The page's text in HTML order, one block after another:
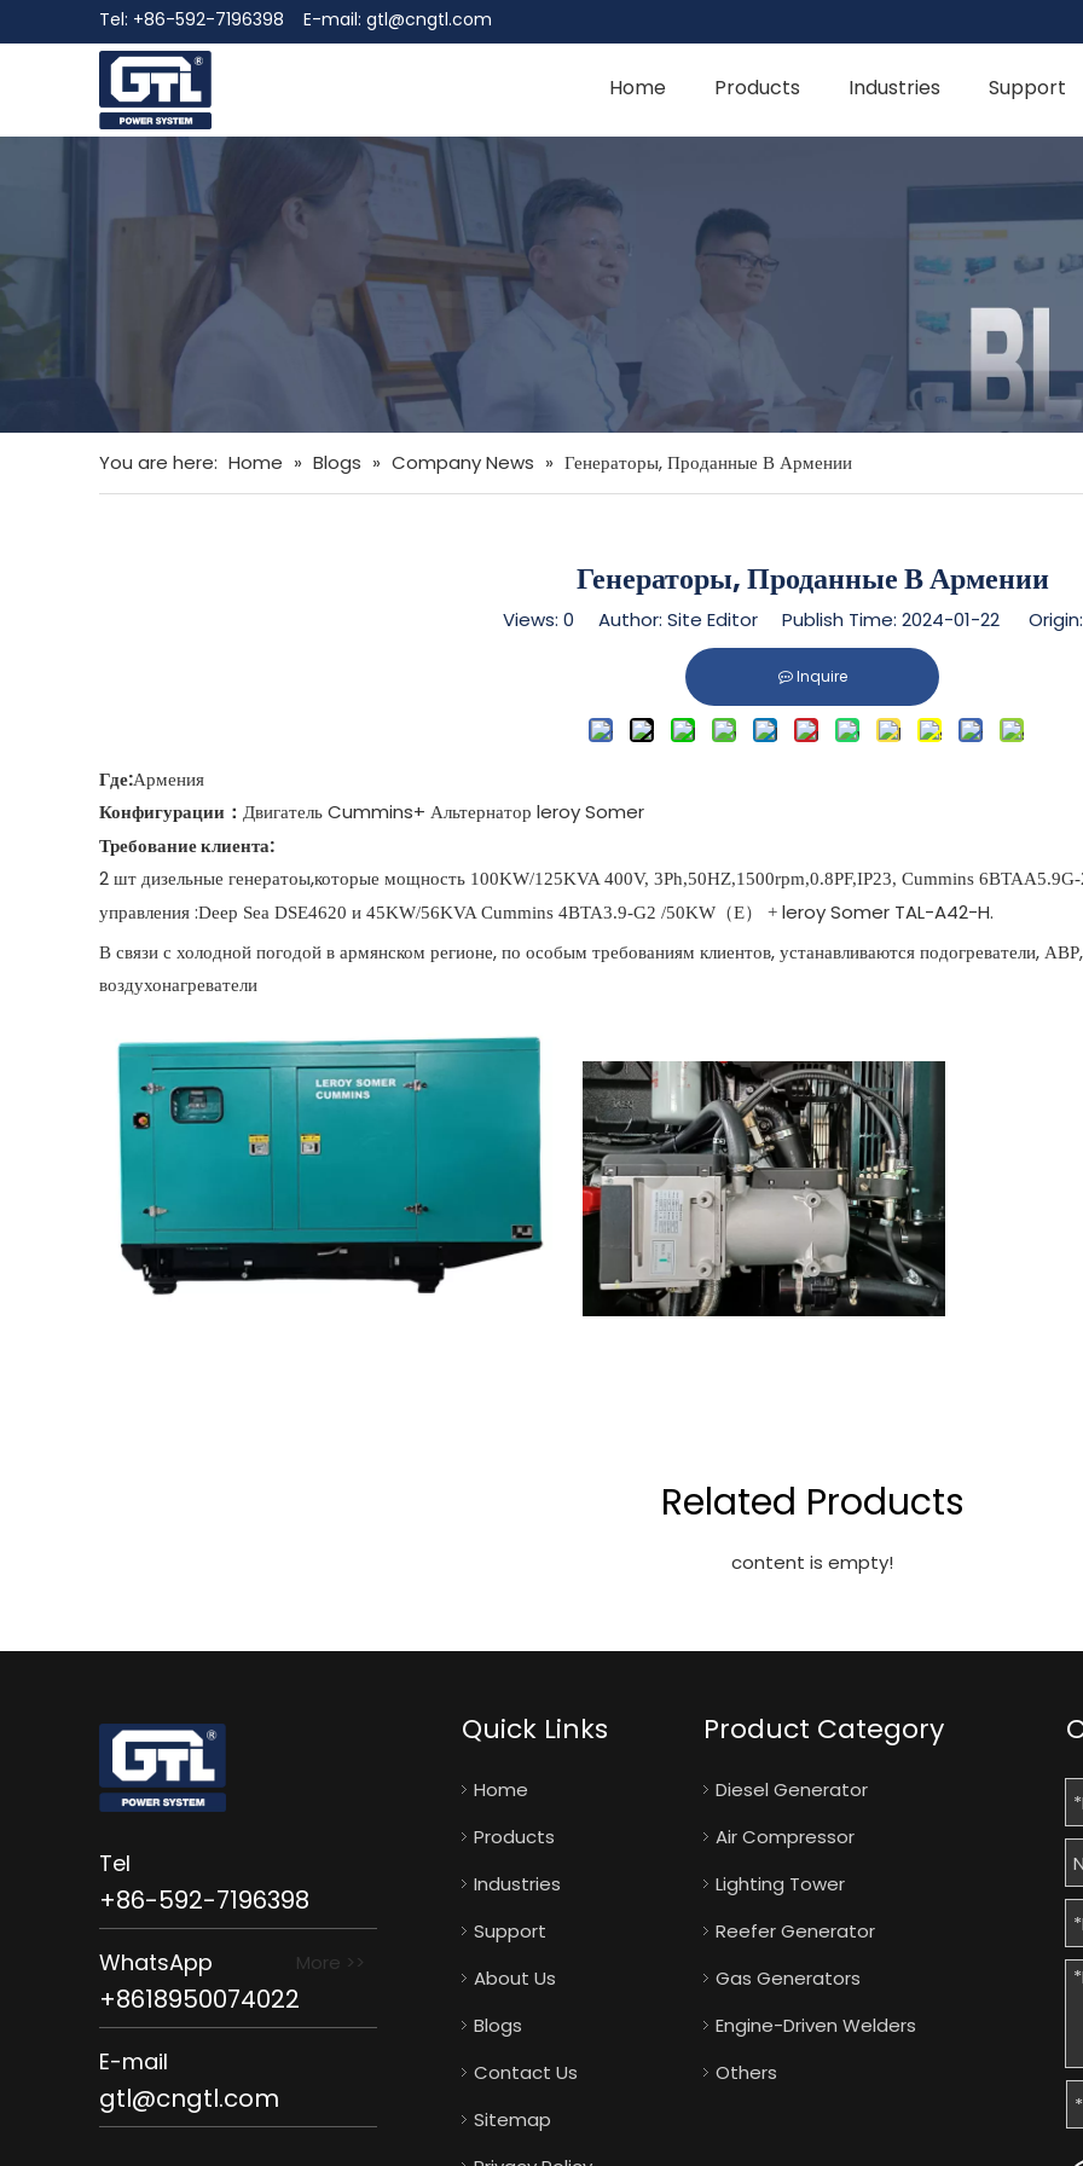
Tel: +86-592-7196398 E-mail: gtl@cngtl.com
Home Products Industries Support
You are here: Home » Blogs » Company News » Генераторы, Проданные В Армении
Генераторы, Проданные В Армении
Views: 0 Author: Site Editor Publish Time: 2024-01-22 Origin:
Inquire
Где:Армения
Конфигурации ： Двигатель Cummins+ Альтернатор leroy Somer
Требование клиента:
2 шт дизельные генератоы,которые мощность 100KW/125KVA 400V, 3Ph,50HZ,1500rpm,0.8PF,IP23, Cummins
управления :Deep Sea DSE4620 и 45KW/56KVA Cummins 4BTA3.9-G2 /50KW （E） + leroy Somer TAL-A42-H.
В связи с холодной погодой в армянском регионе, по особым требованиям клиентов, устанавливаются подогреватели,
воздухонагреватели
Related Products
content is empty!
Tel
+86-592-7196398
WhatsApp More >>
+8618950074022
E-mail
gtl@cngtl.com
Quick Links
Home
Products
Industries
Support
About Us
Blogs
Contact Us
Sitemap
Product Category
Diesel Generator
Air Compressor
Lighting Tower
Reefer Generator
Gas Generators
Engine-Driven Welders
Others